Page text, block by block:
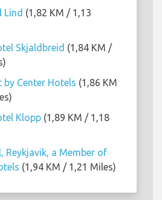
Lind (1,82 KM / 1,13
Skjaldbreid (1,84 KM /
Center Hotels (1,86 KM
Klopp (1,89 KM / 1,18
Reykjavik, a Member of
(1,94 KM / 1,21 Miles)